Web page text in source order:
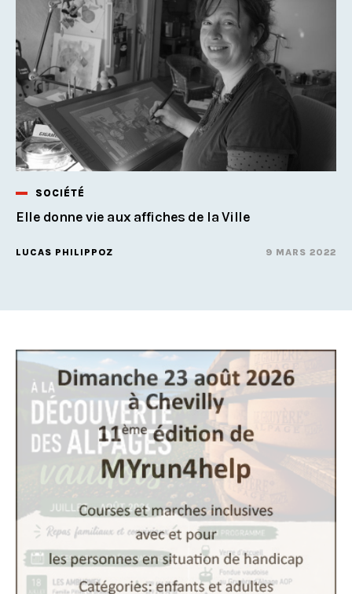
SOCIÉTÉ
Elle donne vie aux affiches de la Ville
LUCAS PHILIPPOZ 9 MARS 2022